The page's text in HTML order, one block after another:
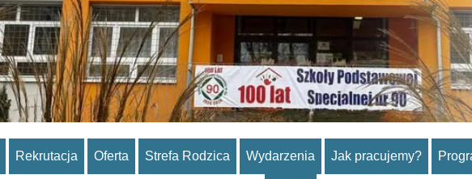
Rekrutacja Oferta Strefa Rodzica Wydarzenia Jak pracujemy?